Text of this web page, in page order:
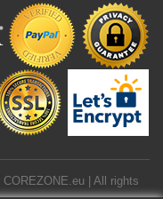
COREZONE.eu | All rights